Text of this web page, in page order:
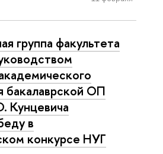
группа факультета
бакалаврской ОП
Кунцевича
в
конкурсе НУГ